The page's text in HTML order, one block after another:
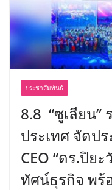
ประชาสัมพันธ์
8.8 “ซูเลียน”
ประเทศ จัดป
CEO “ดร.ปิย
ทัศน์ธุรกิจ พร้